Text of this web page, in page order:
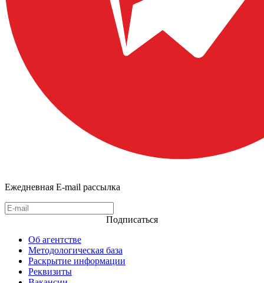
Ежедневная E-mail рассылка
Подписаться
Об агентстве
Методологическая база
Раскрытие информации
Реквизиты